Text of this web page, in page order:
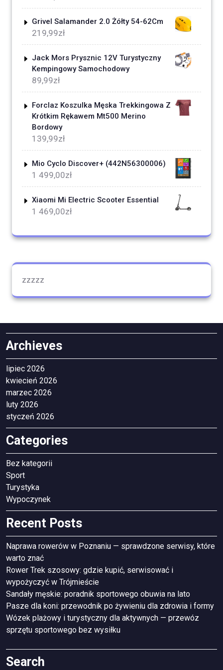
Grivel Salamander 2.0 Żółty 54-62Cm
219,99zł
Jack Mors Prysznic 12V Turystyczny
Kempingowy Samochodowy
89,99zł
Forclaz Koszulka Męska Trekkingowa Z
Krótkim Rękawem Mt500 Merino
Bordowy
139,99zł
Mio Cyclo Discover+ (442N56300006)
1 499,00zł
Xiaomi Mi Electric Scooter Essential
1 469,00zł
zzzzz
Archieves
lipiec 2026
kwiecień 2026
marzec 2026
luty 2026
styczeń 2026
Categories
Bez kategorii
Sport
Turystyka
Wypoczynek
Recent Posts
Naprawa rowerów w Poznaniu — sprawdzone serwisy, które
warto znać
Rower Trek szosowy: gdzie kupić, serwisować i
wypożyczyć w Trójmieście
Sandały męskie: poradnik sportowego obuwia na lato
Pasze dla koni: przewodnik po żywieniu dla zdrowia i formy
Wózek plażowy i turystyczny dla aktywnych — przewóz
sprzętu sportowego bez wysiłku
Search